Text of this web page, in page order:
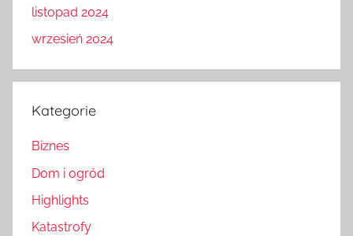
listopad 2024
wrzesień 2024
Kategorie
Biznes
Dom i ogród
Highlights
Katastrofy